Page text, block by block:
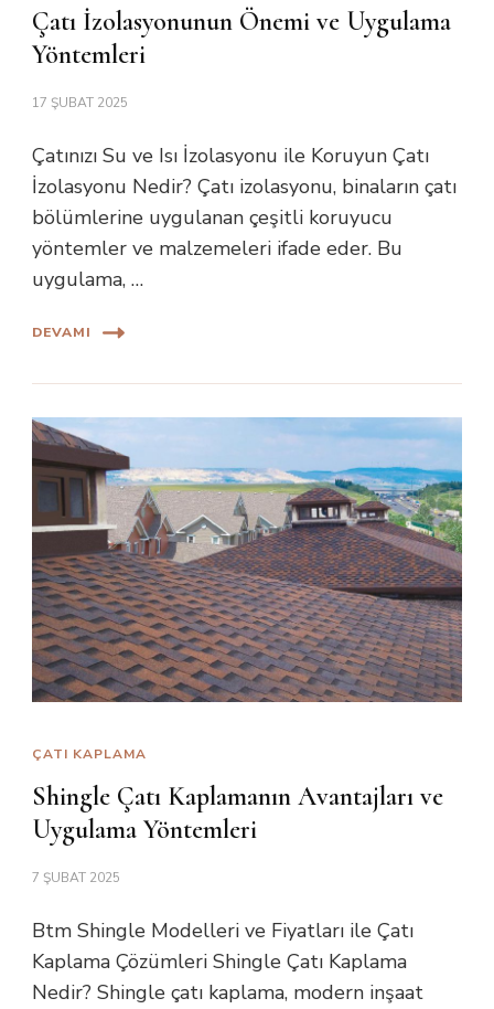
Çatı İzolasyonunun Önemi ve Uygulama
Yöntemleri
17 ŞUBAT 2025
Çatınızı Su ve Isı İzolasyonu ile Koruyun Çatı
İzolasyonu Nedir? Çatı izolasyonu, binaların çatı
bölümlerine uygulanan çeşitli koruyucu
yöntemler ve malzemeleri ifade eder. Bu
uygulama, …
DEVAMI
ÇATI KAPLAMA
Shingle Çatı Kaplamanın Avantajları ve
Uygulama Yöntemleri
7 ŞUBAT 2025
Btm Shingle Modelleri ve Fiyatları ile Çatı
Kaplama Çözümleri Shingle Çatı Kaplama
Nedir? Shingle çatı kaplama, modern inşaat